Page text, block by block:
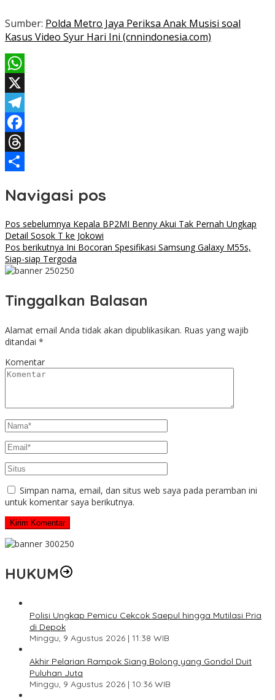
Sumber: Polda Metro Jaya Periksa Anak Musisi soal
Kasus Video Syur Hari Ini (cnnindonesia.com)
WhatsApp
X
Telegram
Facebook
Threads
Navigasi pos
Pos sebelumnya Kepala BP2MI Benny Akui Tak Pernah Ungkap
Detail Sosok T ke Jokowi
Pos berikutnya Ini Bocoran Spesifikasi Samsung Galaxy M55s,
Siap-siap Tergoda
Tinggalkan Balasan
Alamat email Anda tidak akan dipublikasikan. Ruas yang wajib
ditandai *
Komentar
Simpan nama, email, dan situs web saya pada peramban ini
untuk komentar saya berikutnya.
HUKUM
Polisi Ungkap Pemicu Cekcok Saepul hingga Mutilasi Pria
di Depok
Minggu, 9 Agustus 2026 | 11:38 WIB
Akhir Pelarian Rampok Siang Bolong yang Gondol Duit
Puluhan Juta
Minggu, 9 Agustus 2026 | 10:36 WIB